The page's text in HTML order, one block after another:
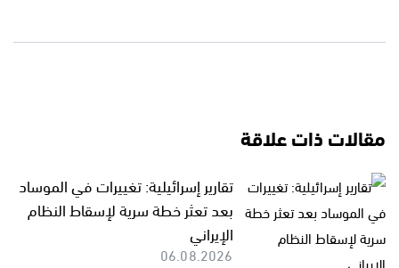
مقالات ذات علاقة
تقارير إسرائيلية: تغييرات في الموساد
بعد تعثر خطة سرية لإسقاط النظام
الإيراني
06.08.2026